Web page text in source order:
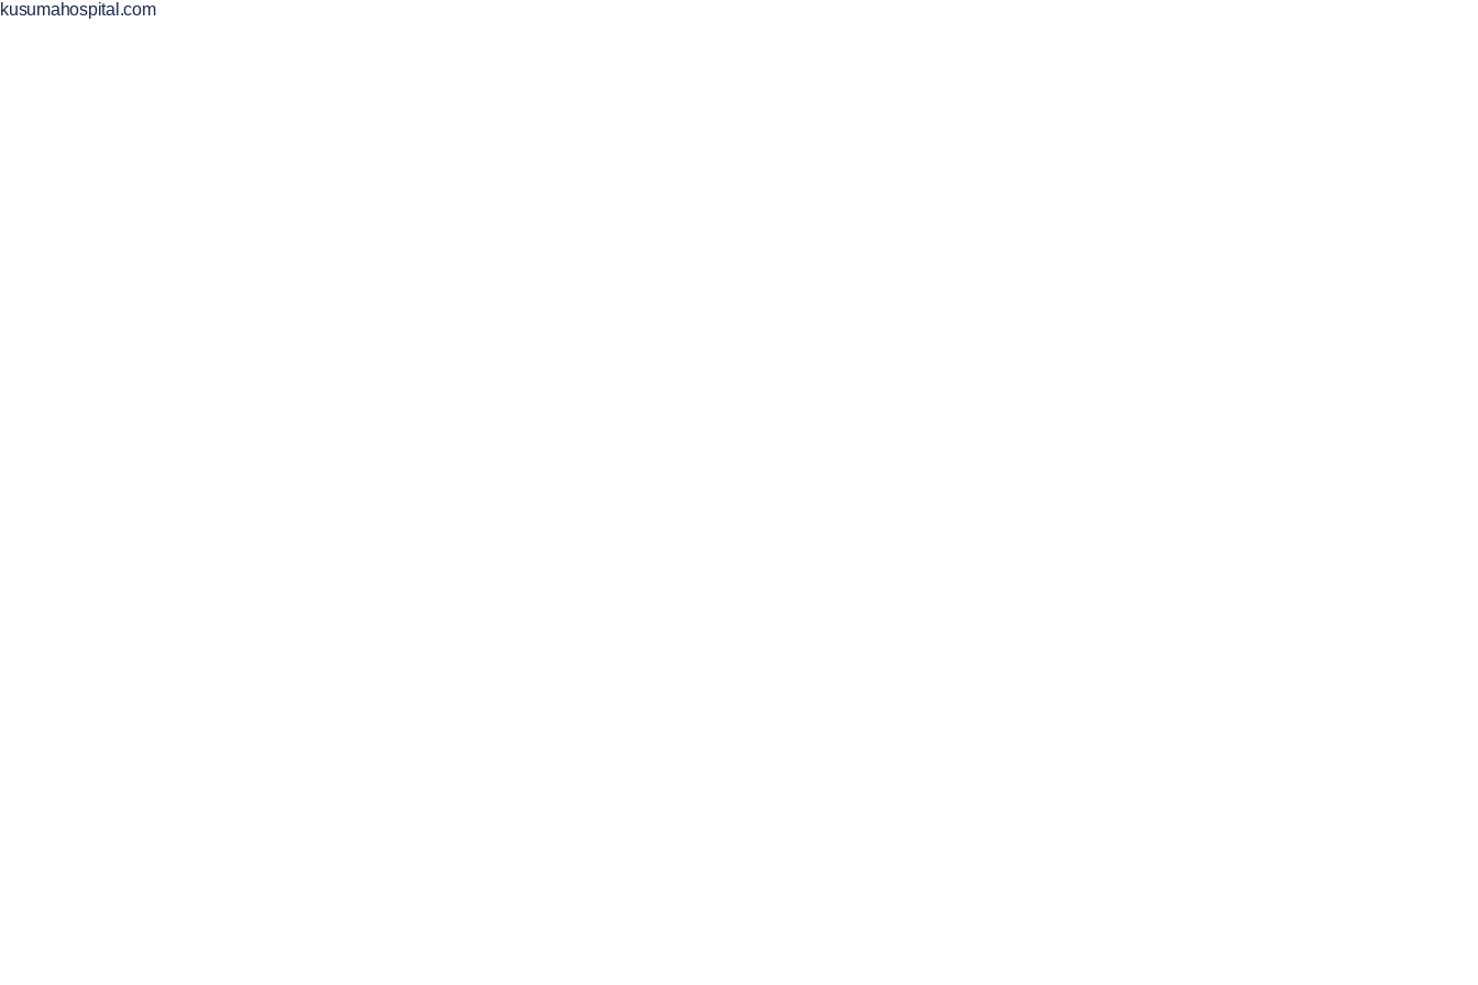
kusumahospital.com